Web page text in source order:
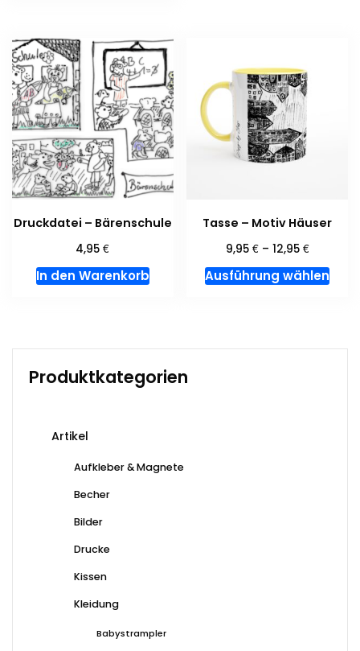
Druckdatei – Bärenschule
4,95€
In den Warenkorb
Tasse – Motiv Häuser
9,95 €– 12,95 €
Ausführung wählen
Produktkategorien
Artikel
Aufkleber & Magnete
Becher
Bilder
Drucke
Kissen
Kleidung
Babystrampler